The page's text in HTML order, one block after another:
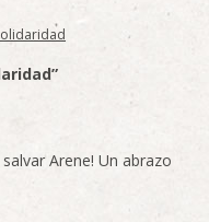
Arene! Un abrazo